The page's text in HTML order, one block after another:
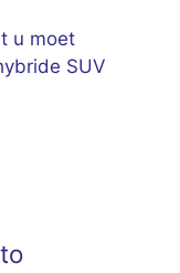
u moet
SUV